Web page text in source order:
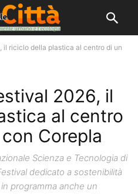
il riciclo della plastica al centro di un
2026, il
al centro
Corepla
Scienza e Tecnologia di
dedicato a sostenibilità
programma anche un